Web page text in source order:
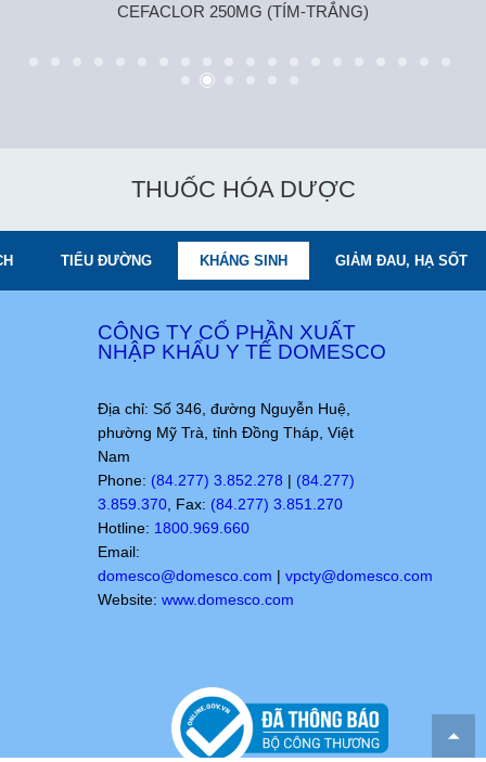
CEFACLOR 250MG (TÍM-TRẮNG)
THUỐC HÓA DƯỢC
TIỂU ĐƯỜNG KHÁNG SINH GIẢM ĐAU, HẠ SỐT
CÔNG TY CỔ PHẦN XUẤT
NHẬP KHẨU Y TẾ DOMESCO
Địa chỉ: Số 346, đường Nguyễn Huệ,
phường Mỹ Trà, tỉnh Đồng Tháp, Việt
Nam
Phone: (84.277) 3.852.278 | (84.277)
3.859.370, Fax: (84.277) 3.851.270
Hotline: 1800.969.660
Email:
domesco@domesco.com | vpcty@domesco.com
Website: www.domesco.com